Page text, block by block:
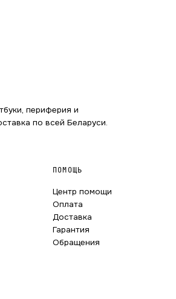
периферия и
по всей Беларуси.
ПОМОЩЬ
Центр помощи
Оплата
Доставка
Гарантия
Обращения